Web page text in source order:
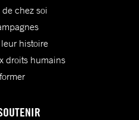
chez soi
histoire
droits humains